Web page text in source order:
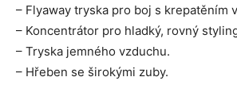
– Flyaway tryska pro boj s krepatěním
– Koncentrátor pro hladký, rovný
– Tryska jemného vzduchu.
– Hřeben se širokými zuby.